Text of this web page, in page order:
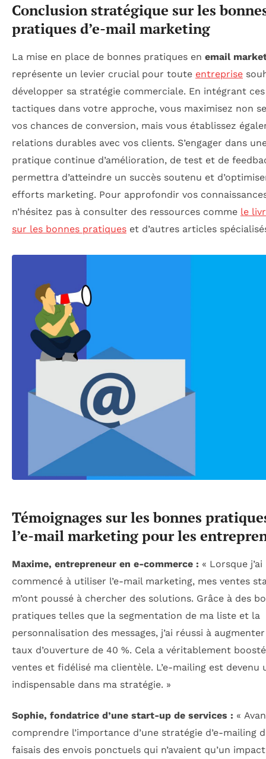
Conclusion stratégique sur les
pratiques d’e-mail marketing
La mise en place de bonnes pratiques en email
représente un levier crucial pour toute entreprise
développer sa stratégie commerciale. En intégrant ces
tactiques dans votre approche, vous maximisez non
vos chances de conversion, mais vous établissez
relations durables avec vos clients. S’engager dans
pratique continue d’amélioration, de test et de
permettra d’atteindre un succès soutenu et
efforts marketing. Pour approfondir vos
n’hésitez pas à consulter des ressources comme le
sur les bonnes pratiques et d’autres articles
Témoignages sur les bonnes
l’e-mail marketing pour les
Maxime, entrepreneur en e-commerce : « Lorsque j’ai
commencé à utiliser l’e-mail marketing, mes ventes
m’ont poussé à chercher des solutions. Grâce à des
pratiques telles que la segmentation de ma liste et la
personnalisation des messages, j’ai réussi à
taux d’ouverture de 40 %. Cela a véritablement
ventes et fidélisé ma clientèle. L’e-mailing est devenu
indispensable dans ma stratégie. »
Sophie, fondatrice d’une start-up de services : «
comprendre l’importance d’une stratégie d’e-mailing
faisais des envois ponctuels qui n’avaient qu’un